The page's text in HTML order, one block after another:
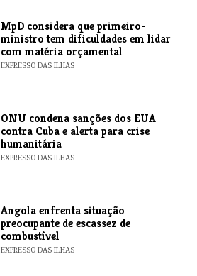
MpD considera que primeiro-
ministro tem dificuldades em lidar
com matéria orçamental
EXPRESSO DAS ILHAS
ONU condena sanções dos EUA
contra Cuba e alerta para crise
humanitária
EXPRESSO DAS ILHAS
Angola enfrenta situação
preocupante de escassez de
combustível
EXPRESSO DAS ILHAS